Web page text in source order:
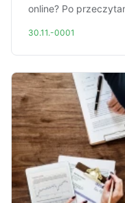
online? Po
30.11.-0001